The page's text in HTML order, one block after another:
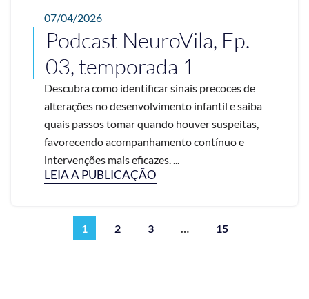
07/04/2026
Podcast NeuroVila, Ep.
03, temporada 1
Descubra como identificar sinais precoces de
alterações no desenvolvimento infantil e saiba
quais passos tomar quando houver suspeitas,
favorecendo acompanhamento contínuo e
intervenções mais eficazes. ...
LEIA A PUBLICAÇÃO
1 2 3 … 15